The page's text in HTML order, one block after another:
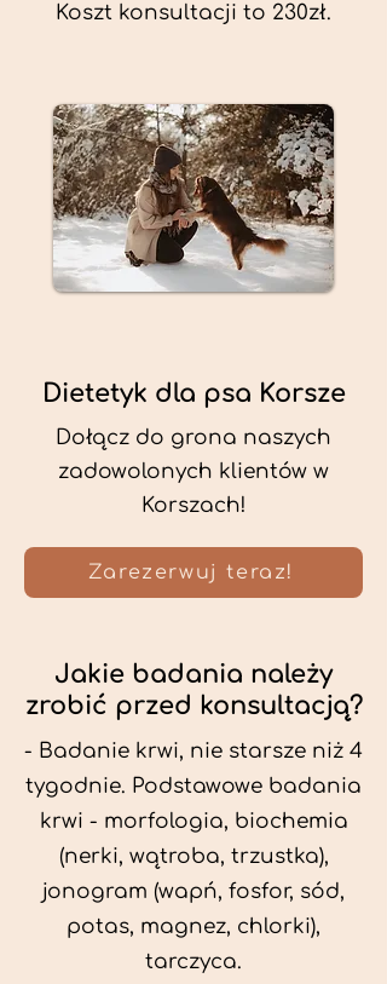
Koszt konsultacji to 230zł.
Dietetyk dla psa Korsze
Dołącz do grona naszych
zadowolonych klientów w
Korszach!
Zarezerwuj teraz!
Jakie badania należy
zrobić przed konsultacją?
- Badanie krwi, nie starsze niż 4
tygodnie. Podstawowe badania
krwi - morfologia, biochemia
(nerki, wątroba, trzustka),
jonogram (wapń, fosfor, sód,
potas, magnez, chlorki),
tarczyca.